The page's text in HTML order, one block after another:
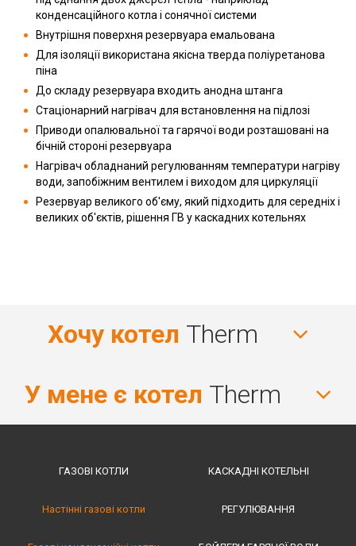
конденсаційного котла і сонячної системи
Внутрішня поверхня резервуара емальована
Для ізоляції використана якісна тверда поліуретанова
піна
До складу резервуара входить анодна штанга
Стаціонарний нагрівач для встановлення на підлозі
Приводи опалювальної та гарячої води розташовані на
бічній стороні резервуара
Нагрівач обладнаний регулюванням температури нагріву
води, запобіжним вентилем і виходом для циркуляції
Резервуар великого об'єму, який підходить для середніх і
великих об'єктів, рішення ГВ у каскадних котельнях
Хочу котел Therm
У мене є котел Therm
ГАЗОВІ КОТЛИ
Настінні газові котли
КАСКАДНІ КОТЕЛЬНІ
РЕГУЛЮВАННЯ